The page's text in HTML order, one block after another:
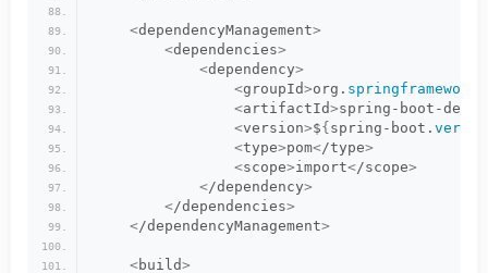
<dependencyManagement>
<dependencies>
<dependency>
<groupId>org. springframework
<artifactId>spring-boot-
<version>${ spring-boot.
<type>pom</type>
<scope>import</scope>
</dependency>
</dependencies>
</dependencyManagement>
<build>